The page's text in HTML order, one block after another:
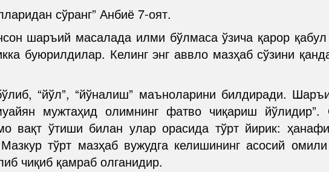
сўранг” Анбиё 7-оят.
шаръий масалада илми бўлмаса ўзича қарор
буюрилдилар. Келинг энг аввло мазҳаб сўзини
“йўл”, “йўналиш” маъноларини билдиради.
мужтаҳид олимнинг фатво чиқариш йўлидир”.
вақт ўтиши билан улар орасида тўрт йирик:
тўрт мазҳаб вужудга келишининг асосий
чиқиб қамраб олганидир.